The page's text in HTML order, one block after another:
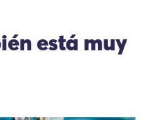
está muy